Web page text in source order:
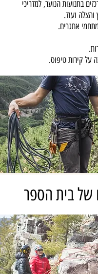
בתנועות הנוער, למדריכי
והצלה ועוד.
אתגרים.
על קירות טיפוס.
של בית הספר